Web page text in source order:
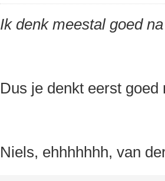
Ik denk meestal goed
Dus je denkt eerst
Niels, ehhhhhhh, van